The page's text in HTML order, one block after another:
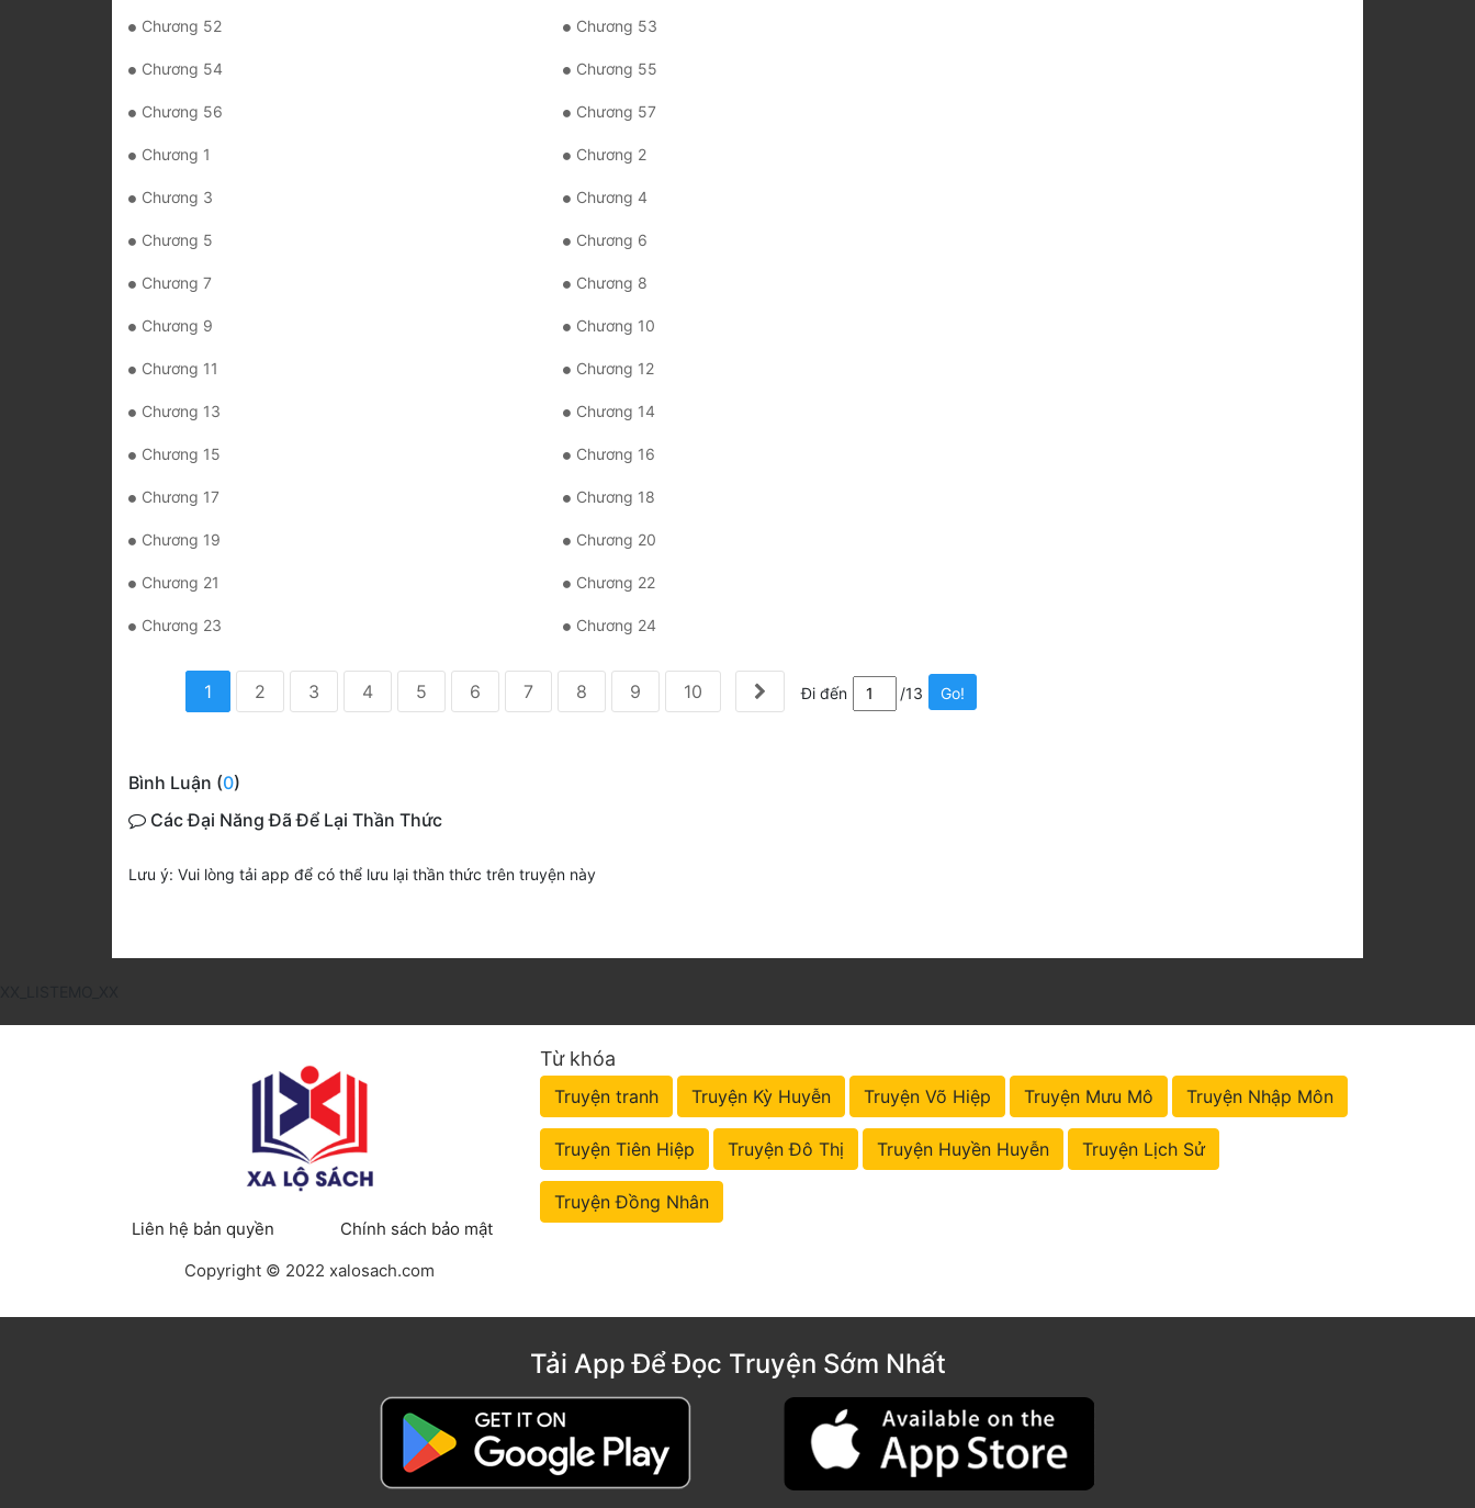
Chương 52 Chương 53
Chương 54 Chương 55
Chương 56 Chương 57
Chương 1 Chương 2
Chương 3 Chương 4
Chương 5 Chương 6
Chương 7 Chương 8
Chương 9 Chương 10
Chương 11 Chương 12
Chương 13 Chương 14
Chương 15 Chương 16
Chương 17 Chương 18
Chương 19 Chương 20
Chương 21 Chương 22
Chương 23 Chương 24
1 2 3 4 5 6 7 8 9 10 Đi đến /13 Go!
Bình Luận (0)
Các Đại Năng Đã Để Lại Thần Thức
Lưu ý: Vui lòng tải app để có thể lưu lại thần thức trên truyện này
Liên hệ bản quyền
Chính sách bảo mật
Copyright © 2022 xalosach.com
Từ khóa
Truyện tranh Truyện Kỳ Huyễn Truyện Võ Hiệp Truyện Mưu Mô Truyện Nhập Môn
Truyện Tiên Hiệp Truyện Đô Thị Truyện Huyền Huyễn Truyện Lịch Sử
Truyện Đồng Nhân
Tải App Để Đọc Truyện Sớm Nhất